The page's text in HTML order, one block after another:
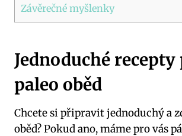
Závěrečné myšlenky
Jednoduché recepty⁣
paleo oběd
Chcete si⁤ připravit jednoduchý a
oběd? Pokud ano,‌ máme pro vás